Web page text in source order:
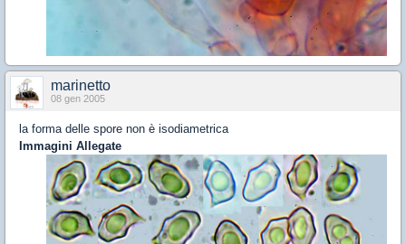
marinetto
08 gen 2005
la forma delle spore non è isodiametrica
Immagini Allegate